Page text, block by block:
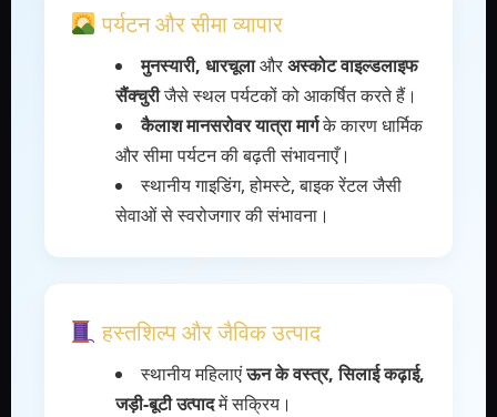
पर्यटन और सीमा व्यापार
मुनस्यारी, धारचूलाऔरअस्कोट वाइल्डलाइफ
सैंक्चुरीजैसे स्थल पर्यटकों को आकर्षित करते हैं।
कैलाश मानसरोवर यात्रा मार्गके कारण धार्मिक
और सीमा पर्यटन की बढ़ती संभावनाएँ।
स्थानीय गाइडिंग, होमस्टे, बाइक रेंटल जैसी
सेवाओं से स्वरोजगार की संभावना।
हस्तशिल्प और जैविक उत्पाद
स्थानीय महिलाएंऊन के वस्त्र, सिलाई कढ़ाई,
जड़ी-बूटी उत्पादमें सक्रिय।